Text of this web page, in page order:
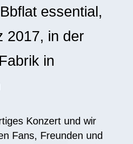
essential,
2017, in der
in
Konzert und wir
Fans, Freunden und